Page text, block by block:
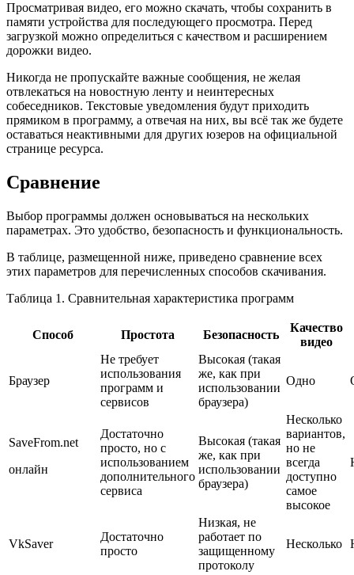
Просматривая видео, его можно скачать, чтобы сохранить в
памяти устройства для последующего просмотра. Перед
загрузкой можно определиться с качеством и расширением
дорожки видео.
Никогда не пропускайте важные сообщения, не желая
отвлекаться на новостную ленту и неинтересных
собеседников. Текстовые уведомления будут приходить
прямиком в программу, а отвечая на них, вы всё так же будете
оставаться неактивными для других юзеров на официальной
странице ресурса.
Сравнение
Выбор программы должен основываться на нескольких
параметрах. Это удобство, безопасность и функциональность.
В таблице, размещенной ниже, приведено сравнение всех
этих параметров для перечисленных способов скачивания.
Таблица 1. Сравнительная характеристика программ
Способ Простота Безопасность
Качество
видео
Браузер
Не требует
использования
программ и
сервисов
Высокая (такая
же, как при
использовании
браузера)
Одно
SaveFrom.net
онлайн
Достаточно
просто, но с
использованием
дополнительного
сервиса
Высокая (такая
же, как при
использовании
браузера)
Несколько
вариантов,
но не
всегда
доступно
самое
высокое
VkSaver
Достаточно
просто
Низкая, не
работает по
защищенному
протоколу
Несколько